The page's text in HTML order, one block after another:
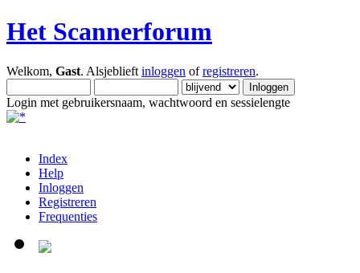
Het Scannerforum
Welkom, Gast. Alsjeblieft inloggen ofregistreren.
Login met gebruikersnaam, wachtwoord en sessielengte
Index
Help
Inloggen
Registreren
Frequenties